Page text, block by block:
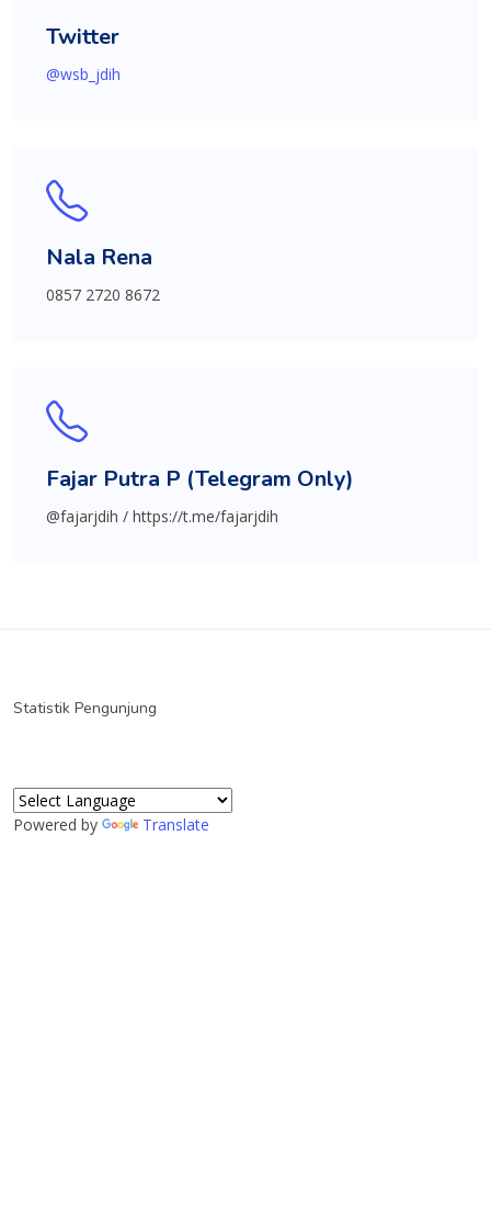
Twitter
@wsb_jdih
Nala Rena
0857 2720 8672
Fajar Putra P (Telegram Only)
@fajarjdih / https://t.me/fajarjdih
Statistik Pengunjung
Powered by Translate